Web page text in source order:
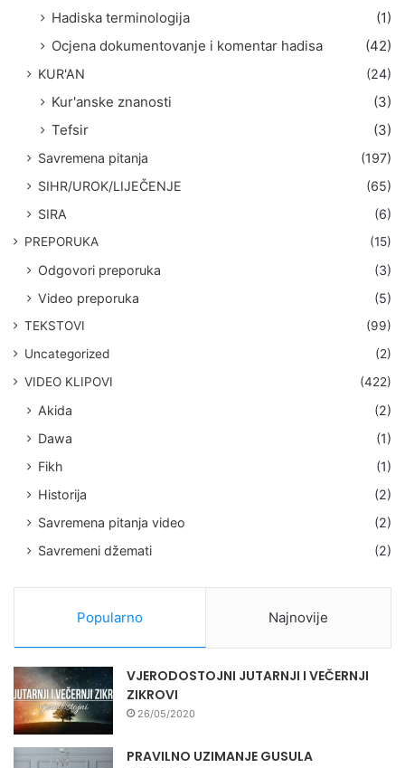
Hadiska terminologija
(1)
Ocjena dokumentovanje i komentar hadisa
(42)
KUR'AN (24)
Kur'anske znanosti
(3)
Tefsir
(3)
Savremena pitanja
(197)
SIHR/UROK/LIJEČENJE
(65)
SIRA
(6)
PREPORUKA (15)
Odgovori preporuka
(3)
Video preporuka
(5)
TEKSTOVI
(99)
Uncategorized
(2)
VIDEO KLIPOVI
(422)
Akida
(2)
Dawa
(1)
Fikh
(1)
Historija
(2)
Savremena pitanja video
(2)
Savremeni džemati
(2)
Popularno Najnovije
VJERODOSTOJNI JUTARNJI I VEČERNJI
ZIKROVI
26/05/2020
PRAVILNO UZIMANJE GUSULA